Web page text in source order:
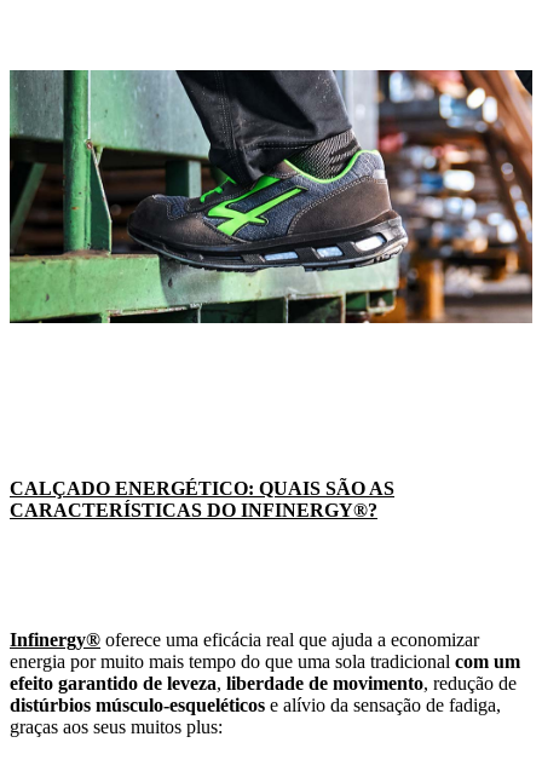
CALÇADO ENERGÉTICO: QUAIS SÃO AS
CARACTERÍSTICAS DO INFINERGY®?
Infinergy® oferece uma eficácia real que ajuda a economizar
energia por muito mais tempo do que uma sola tradicional com um
efeito garantido de leveza, liberdade de movimento, redução de
distúrbios músculo-esqueléticos e alívio da sensação de fadiga,
graças aos seus muitos plus: